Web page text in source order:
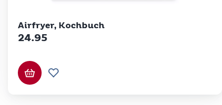
Airfryer, Kochbuch
24.95
In den Warenkorb
Zur Wunschliste hinzufügen